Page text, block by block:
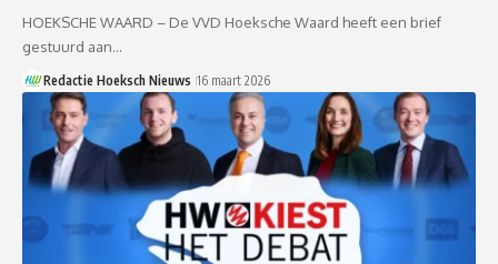
HOEKSCHE WAARD – De VVD Hoeksche Waard heeft een brief
gestuurd aan…
Redactie Hoeksch Nieuws 16 maart 2026